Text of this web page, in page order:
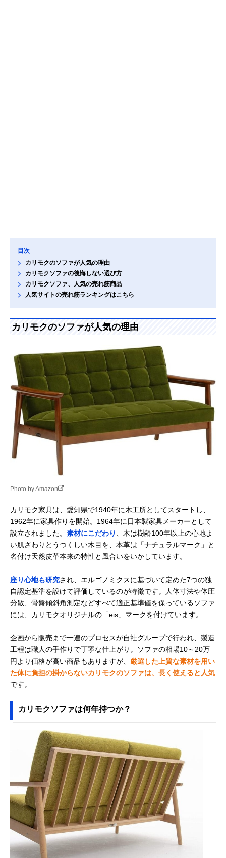
目次
カリモクのソファが人気の理由
カリモクソファの後悔しない選び方
カリモクソファ、人気の売れ筋商品
人気サイトの売れ筋ランキングはこちら
カリモクのソファが人気の理由
Photo by Amazon
カリモク家具は、愛知県で1940年に木工所としてスタートし、
1962年に家具作りを開始。1964年に日本製家具メーカーとして
設立されました。 素材にこだわり
、木は樹齢100年以上の心地よ
い肌ざわりとうつくしい木目を、本革は「ナチュラルマーク」と
名付け天然皮革本来の特性と風合いをいかしています。
座り心地も研究され、エルゴノミクスに基づいて定めた7つの独
自認定基準を設けて評価しているのが特徴です。人体寸法や体圧
分散、骨盤傾斜角測定などすべて適正基準値を保っているソファ
には、カリモクオリジナルの「eis」マークを付けています。
企画から販売まで一連のプロセスが自社グループで行われ、製造
工程は職人の手作りで丁寧な仕上がり。ソファの相場10～20万
円より価格が高い商品もありますが、 厳選した上質な素材を用い
た体に負担の掛からないカリモクのソファは、長く使えると人気
です。
カリモクソファは何年持つか？